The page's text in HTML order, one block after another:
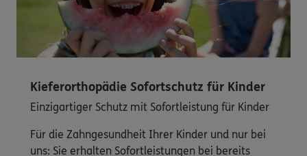
Kieferorthopädie Sofortschutz für Kinder
Einzigartiger Schutz mit Sofortleistung für Kinder
Für die Zahngesundheit Ihrer Kinder und nur bei
uns: Sie erhalten Sofortleistungen bei bereits